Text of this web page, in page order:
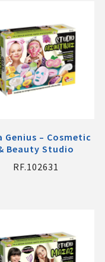
Genius – Cosmetic
Beauty Studio
RF.102631